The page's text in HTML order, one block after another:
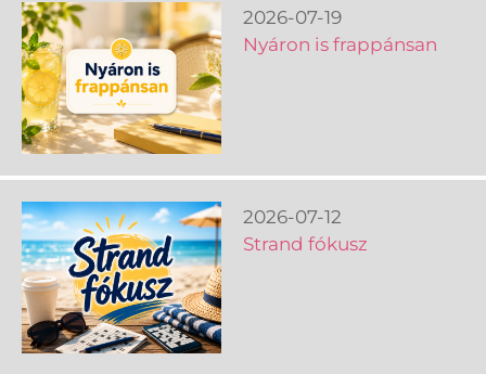
2026-07-19
Nyáron is frappánsan
2026-07-12
Strand fókusz